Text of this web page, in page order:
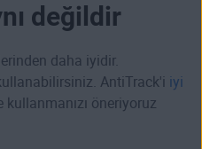
değildir
daha iyidir.
AntiTrack'i iyi
öneriyoruz